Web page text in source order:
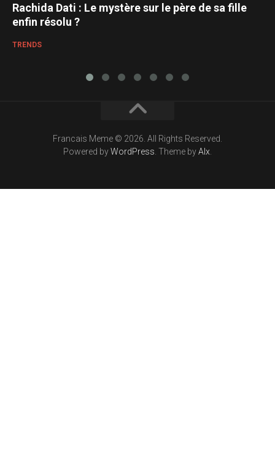
Rachida Dati : Le mystère sur le père de sa fille
enfin résolu ?
TRENDS
Francais Meme © 2026. All Rights Reserved.
Powered byWordPress. Theme byAlx.